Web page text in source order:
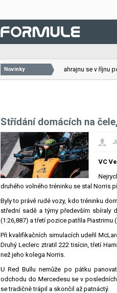
Novinky VC Bahrajnu se v říjnu
Střídání domácích na
VC
druhého volného tréninku se stal Norris
Byly to právě rudé vozy, kdo tréninku
střední sadě a týmy především sbíraly
(1:26,887) a třetí pozice patřila Piastrimu
Při kvalifikačních simulacích udeřil
Druhý Leclerc ztratil 222 tisícin, třetí
než jeho kolega Norris.
U Red Bullu nemůže po pátku
odchodu do Mercedesu se v
se tradičně trápil a skončil až patnáctý.